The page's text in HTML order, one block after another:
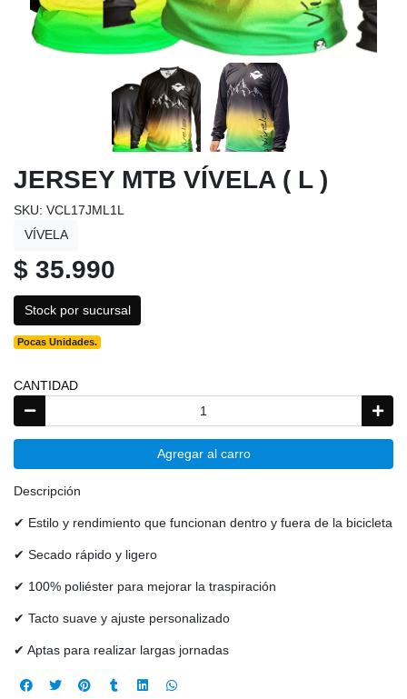
JERSEY MTB VÍVELA ( L )
SKU: VCL17JML1L
VÍVELA
$ 35.990
Stock por sucursal
Pocas Unidades.
CANTIDAD
Agregar al carro
Descripción
✔ Estilo y rendimiento que funcionan dentro y fuera de la bicicleta
✔ Secado rápido y ligero
✔ 100% poliéster para mejorar la traspiración
✔ Tacto suave y ajuste personalizado
✔ Aptas para realizar largas jornadas